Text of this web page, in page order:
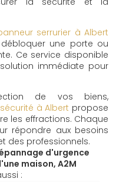
serrurier à Albert
une porte ou
Ce service disponible
immédiate pour
de vos biens,
à Albert propose
les effractions. Chaque
répondre aux besoins
des professionnels.
d'urgence
maison, A2M
: